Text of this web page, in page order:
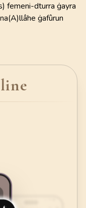
femeni-dturra ġayra
ġafûrun